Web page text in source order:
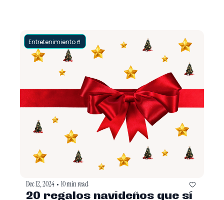
Entretenimiento🥤
Dec 12, 2024 • 10 min read
20 regalos navideños que sí